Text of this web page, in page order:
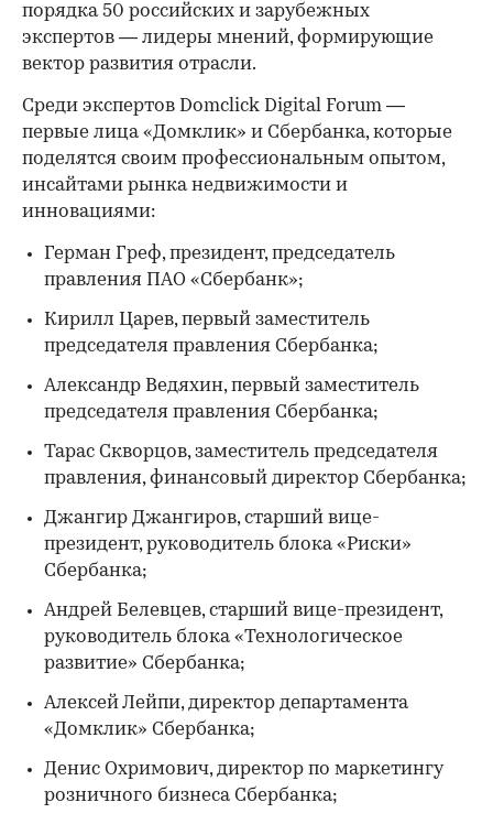
00:00
порядка 50 российских и зарубежных
экспертов — лидеры мнений, формирующие
вектор развития отрасли.
Среди экспертов Domclick Digital Forum —
первые лица «Домклик» и Сбербанка, которые
поделятся своим профессиональным опытом,
инсайтами рынка недвижимости и
инновациями:
Герман Греф, президент, председатель
правления ПАО «Сбербанк»;
Кирилл Царев, первый заместитель
председателя правления Сбербанка;
Александр Ведяхин, первый заместитель
председателя правления Сбербанка;
Тарас Скворцов, заместитель председателя
правления, финансовый директор Сбербанка;
Джангир Джангиров, старший вице-
президент, руководитель блока «Риски»
Сбербанка;
Андрей Белевцев, старший вице-президент,
руководитель блока «Технологическое
развитие» Сбербанка;
Алексей Лейпи, директор департамента
«Домклик» Сбербанка;
Денис Охримович, директор по маркетингу
розничного бизнеса Сбербанка;